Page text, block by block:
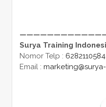
Surya Training
Nomor Telp :
Email :